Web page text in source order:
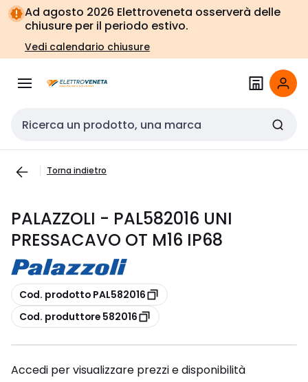
Vai alla
navigazione
Vai
alla
pagina
Ad agosto 2026 Elettroveneta osserverà delle
chiusure per il periodo estivo.
Vedi calendario chiusure
Cerca input
Torna indietro
PALAZZOLI - PAL582016 UNI
PRESSACAVO OT M16 IP68
copia
Cod. prodotto PAL582016
copia
Cod. produttore 582016
Accedi per visualizzare prezzi e disponibilità